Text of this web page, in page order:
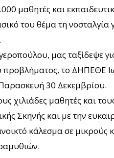
μαθητές και
του θέμα τη
μας ταξίδεψε
το ΔΗΠΕΘΕ
30 Δεκεμβρίου.
χιλιάδες μαθητές και
Σκηνής και με την
κάλεσμα σε μικρούς